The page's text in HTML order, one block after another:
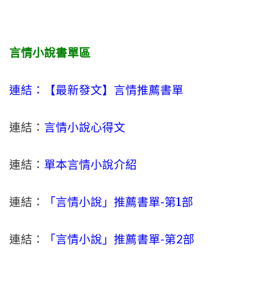
言情小說書單區
連結：【最新發文】 言情推薦書單
連結： 言情小說心得文
連結： 單本言情小說介紹
連結： 「言情小說」推薦書單-第1部
連結： 「言情小說」推薦書單-第2部